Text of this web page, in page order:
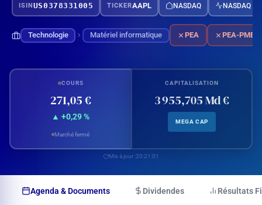
ISINUS0378331005 TICKERAAPL NASDAQ NASDAQ
Technologie Matériel informatique PEA PEA-PME
COURS
271,05 €
▲ +0,29 %
Marché fermé
CAPITALISATION
3 955,705 Md €
MEGA CAP
Mis à jour :20:21:01
Agenda & Documents Dividendes Résultats